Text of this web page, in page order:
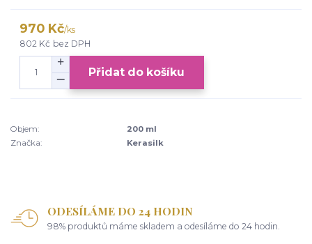
970 Kč/ks
802 Kč bez DPH
Přidat do košíku
Objem:
200 ml
Značka:
Kerasilk
ODESÍLÁME DO 24 HODIN
98% produktů máme skladem a odesíláme do 24 hodin.